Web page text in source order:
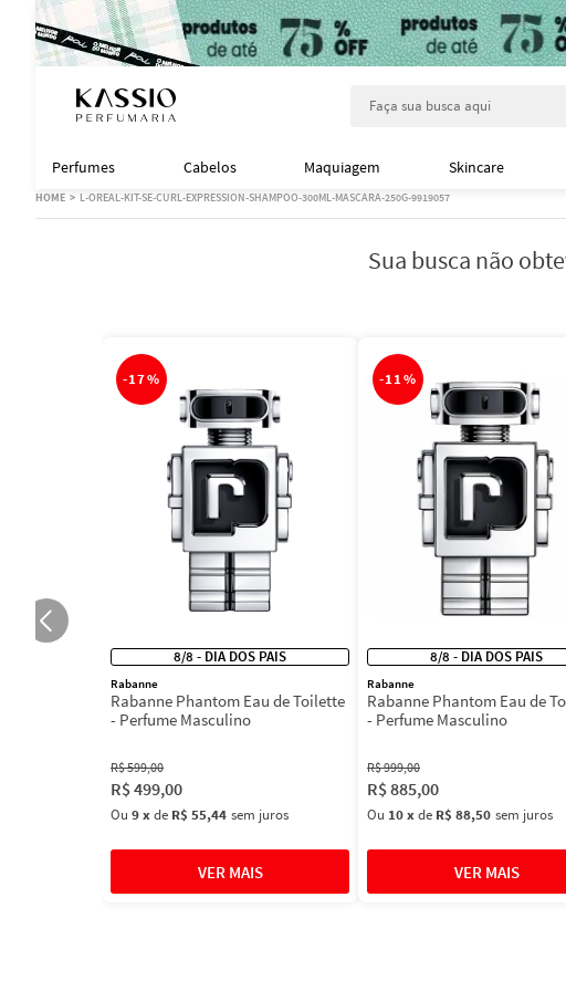
Perfumes Cabelos Maquiagem Skincare
L-OREAL-KIT-SE-CURL-EXPRESSION-SHAMPOO-300ML-MASCARA-250G-9919057
Sua busca não
-17%
8/8 - DIA DOS PAIS
Rabanne
Rabanne Phantom Eau de Toilette
- Perfume Masculino
R$599,00
R$499,00
Ou 9xde R$ 55,44 sem juros
-11%
8/8 - DIA DOS PAIS
Rabanne
Rabanne Phantom Eau de
- Perfume Masculino
R$999,00
R$885,00
Ou 10xde R$ 88,50 sem juros